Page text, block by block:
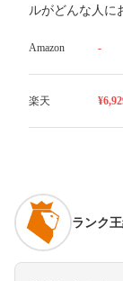
ルがどんな人に
Amazon -
楽天
ランク